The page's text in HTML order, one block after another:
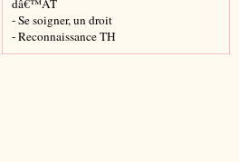
dâ€™AT
- Se soigner, un droit
- Reconnaissance TH